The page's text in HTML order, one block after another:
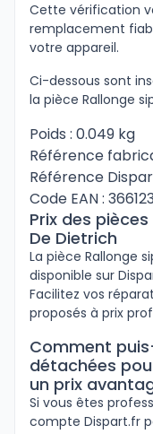
Cette vérification
remplacement
votre appareil.
Ci-dessous sont
la pièce Rallonge
Poids : 0.049 kg
Référence
Référence
Code EAN :
Prix des
De Dietrich
La pièce Rallonge
disponible sur
Facilitez vos
proposés à prix
Comment
détachées
un prix
Si vous êtes
compte Dispart.fr